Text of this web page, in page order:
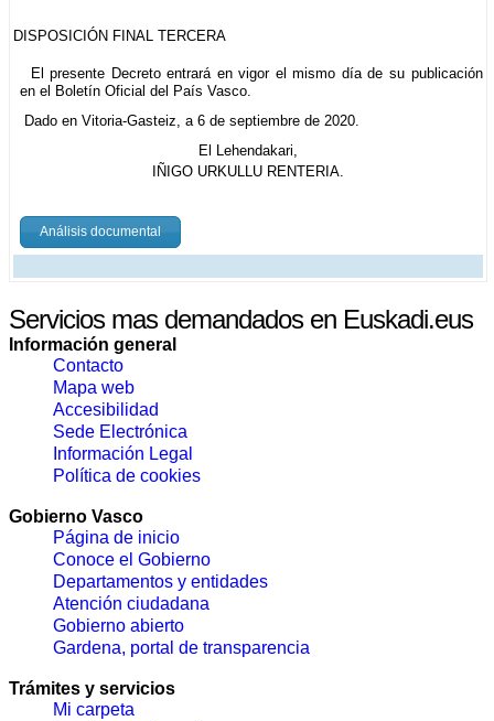
DISPOSICIÓN FINAL TERCERA
El presente Decreto entrará en vigor el mismo día de su publicación
en el Boletín Oficial del País Vasco.
Dado en Vitoria-Gasteiz, a 6 de septiembre de 2020.
El Lehendakari,
IÑIGO URKULLU RENTERIA.
Análisis documental
Servicios mas demandados en Euskadi.eus
Información general
Contacto
Mapa web
Accesibilidad
Sede Electrónica
Información Legal
Política de cookies
Gobierno Vasco
Página de inicio
Conoce el Gobierno
Departamentos y entidades
Atención ciudadana
Gobierno abierto
Gardena, portal de transparencia
Trámites y servicios
Mi carpeta